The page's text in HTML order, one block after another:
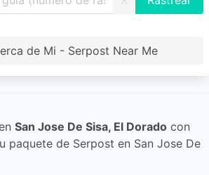
de Mi - Serpost Near Me
San Jose De Sisa, El Dorado con
paquete de Serpost en San Jose De